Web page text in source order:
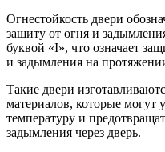
Огнестойкость двери
защиту от огня и
буквой «I», что означает
и задымления на
Такие двери
материалов, которые
температуру и
задымления через дверь.